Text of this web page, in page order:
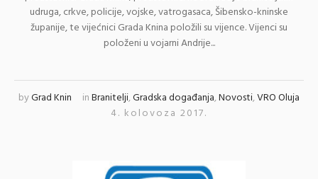
udruga, crkve, policije, vojske, vatrogasaca, Šibensko-kninske
županije, te vijećnici Grada Knina položili su vijence. Vijenci su
položeni u vojarni Andrije...
byGrad Knin inBranitelji,Gradska događanja,Novosti,VRO Oluja
4. kolovoza 2017.